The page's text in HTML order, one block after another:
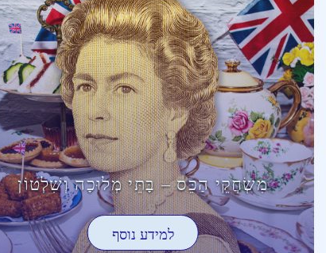
מִשְׂחֲקֵי הַכֵּס – בָּתֵּי מְלוּכָה וְשִׁלְטוֹן
למידע נוסף